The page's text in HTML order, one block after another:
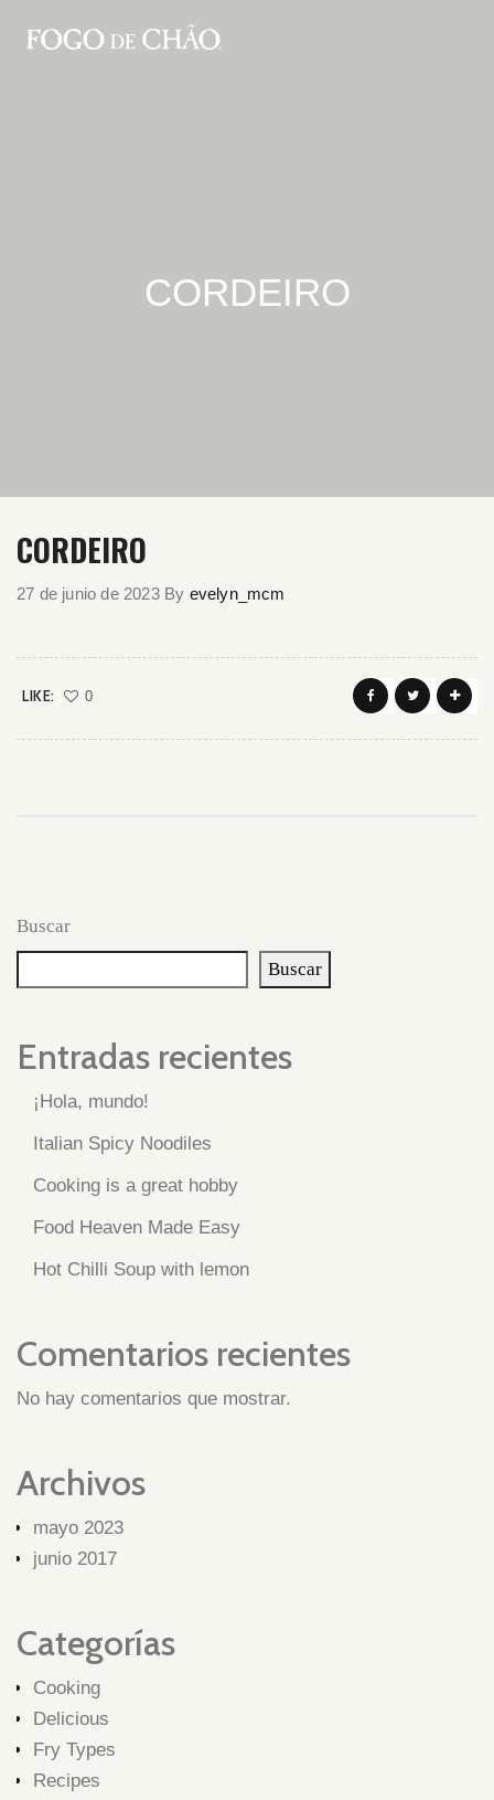
CORDEIRO
CORDEIRO
27 de junio de 2023 By evelyn_mcm
LIKE: 0
Buscar
Buscar
Entradas recientes
¡Hola, mundo!
Italian Spicy Noodiles
Cooking is a great hobby
Food Heaven Made Easy
Hot Chilli Soup with lemon
Comentarios recientes
No hay comentarios que mostrar.
Archivos
mayo 2023
junio 2017
Categorías
Cooking
Delicious
Fry Types
Recipes